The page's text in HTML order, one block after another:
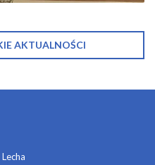
AKTUALNOŚCI
Lecha